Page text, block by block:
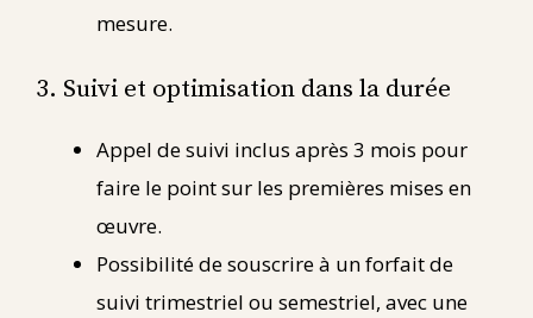
mesure.
3. Suivi et optimisation dans la durée
Appel de suivi inclus après 3 mois pour
faire le point sur les premières mises en
œuvre.
Possibilité de souscrire à un forfait de
suivi trimestriel ou semestriel, avec une